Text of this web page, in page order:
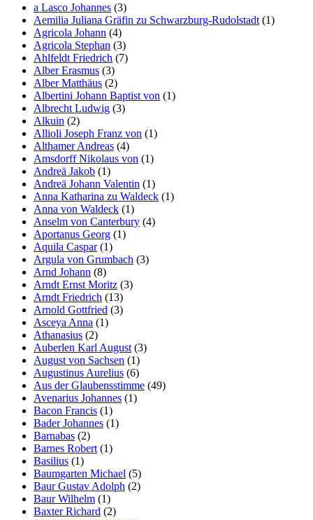
a Lasco Johannes (3)
Aemilia Juliana Gräfin zu Schwarzburg-Rudolstadt (1)
Agricola Johann (4)
Agricola Stephan (3)
Ahlfeldt Friedrich (7)
Alber Erasmus (3)
Alber Matthäus (2)
Albertini Johann Baptist von (1)
Albrecht Ludwig (3)
Alkuin (2)
Allioli Joseph Franz von (1)
Althamer Andreas (4)
Amsdorff Nikolaus von (1)
Andreä Jakob (1)
Andreä Johann Valentin (1)
Anna Katharina zu Waldeck (1)
Anna von Waldeck (1)
Anselm von Canterbury (4)
Aportanus Georg (1)
Aquila Caspar(1)
Argula von Grumbach (3)
Arnd Johann (8)
Arndt Ernst Moritz (3)
Arndt Friedrich (13)
Arnold Gottfried (3)
Asceya Anna (1)
Athanasius (2)
Auberlen Karl August (3)
August von Sachsen (1)
Augustinus Aurelius (6)
Aus der Glaubensstimme (49)
Avenarius Johannes (1)
Bacon Francis (1)
Bader Johannes (1)
Barnabas (2)
Barnes Robert (1)
Basilius (1)
Baumgarten Michael (5)
Baur Gustav Adolph (2)
Baur Wilhelm (1)
Baxter Richard (2)